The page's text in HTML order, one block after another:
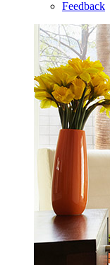
Feedback